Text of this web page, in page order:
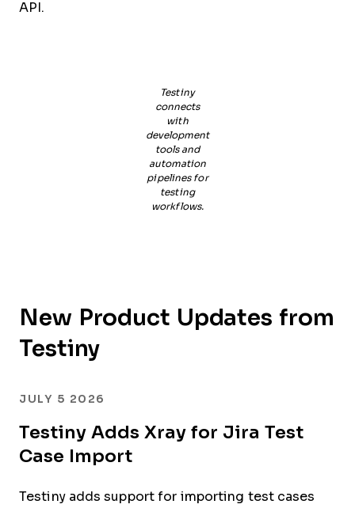
API.
Testiny
connects
with
development
tools and
automation
pipelines for
testing
workflows.
New Product Updates from
Testiny
JULY 5 2026
Testiny Adds Xray for Jira Test
Case Import
Testiny adds support for importing test cases